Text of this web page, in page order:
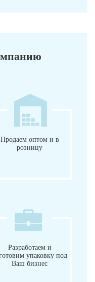
Продаем оптом и в
розницу
Разработаем и
упаковку под
Ваш бизнес